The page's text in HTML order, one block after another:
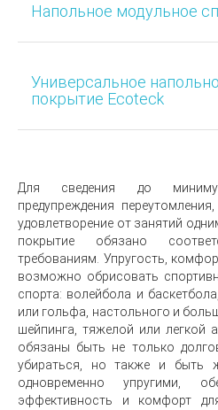
Напольное модульное
Универсальное
покрытие Ecoteck
Для сведения до
предупреждения
удовлетворение от занятий
покрытие обязано
требованиям. Упругость,
возможно обрисовать
спорта: волейбола и
или гольфа, настольного и
шейпинга, тяжелой или легкой
обязаны быть не только
убираться, но также и быть
одновременно упругими,
эффективность и комфорт